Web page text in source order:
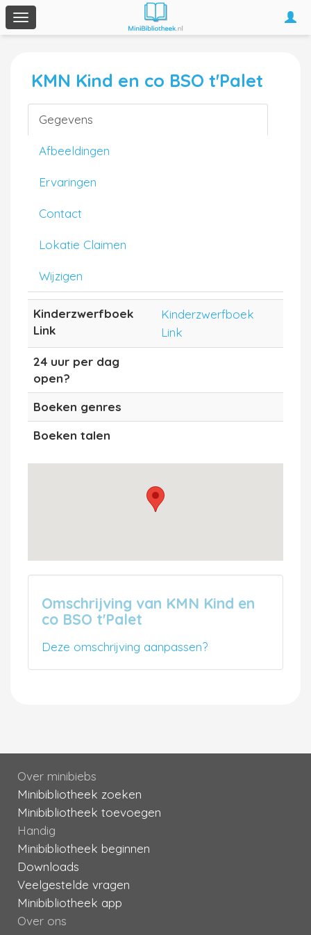
Toggle
navigation
KMN Kind en co BSO t'Palet
Gegevens
Afbeeldingen
Ervaringen
Contact
Lokatie Claimen
Wijzigen
Kinderzwerfboek
Link
Kinderzwerfboek
Link
24 uur per dag
open?
Boeken genres
Boeken talen
Omschrijving van KMN Kind en
co BSO t'Palet
Deze omschrijving aanpassen?
Over minibiebs
Minibibliotheek zoeken
Minibibliotheek toevoegen
Handig
Minibibliotheek beginnen
Downloads
Veelgestelde vragen
Minibibliotheek app
Over ons